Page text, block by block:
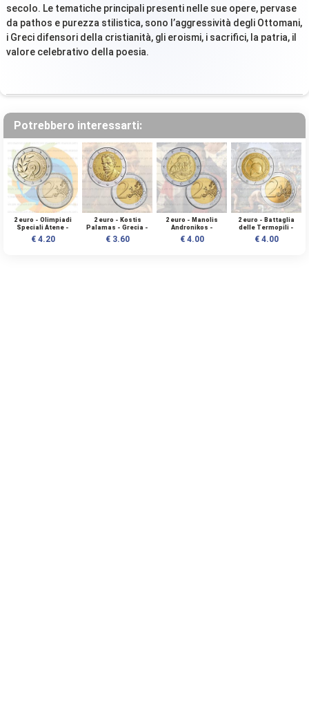
secolo. Le tematiche principali presenti nelle sue opere, pervase
da pathos e purezza stilistica, sono l’aggressività degli Ottomani,
i Greci difensori della cristianità, gli eroismi, i sacrifici, la patria, il
valore celebrativo della poesia.
Potrebbero interessarti:
2 euro - Olimpiadi
Speciali Atene -
Grecia - 2011 - UNC
€ 4.20
2 euro - Kostis
Palamas - Grecia -
2018 - UNC
€ 3.60
2 euro - Manolis
Andronikos -
Grecia - 2019 - UNC
€ 4.00
2 euro - Battaglia
delle Termopili -
Grecia - 2020 - UNC
€ 4.00